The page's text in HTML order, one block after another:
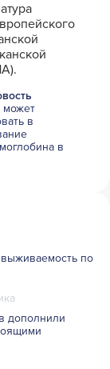
в
в
по
дополнили